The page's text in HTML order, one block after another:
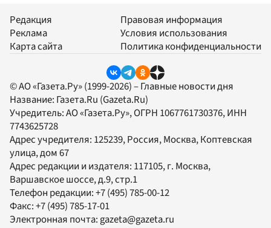
Редакция
Реклама
Карта сайта
Правовая информация
Условия использования
Политика конфиденциальности
© АО «Газета.Ру» (1999-2026) – Главные новости дня
Название: Газета.Ru (Gazeta.Ru)
Учредитель:АО «Газета.Ру», ОГРН 1067761730376, ИНН
7743625728
Адрес учредителя: 125239, Россия, Москва, Коптевская
улица, дом 67
Адрес редакции и издателя: 117105, г. Москва,
Варшавское шоссе, д.9, стр.1
Телефон редакции:+7 (495) 785-00-12
Факс:+7 (495) 785-17-01
Электронная почта:gazeta@gazeta.ru